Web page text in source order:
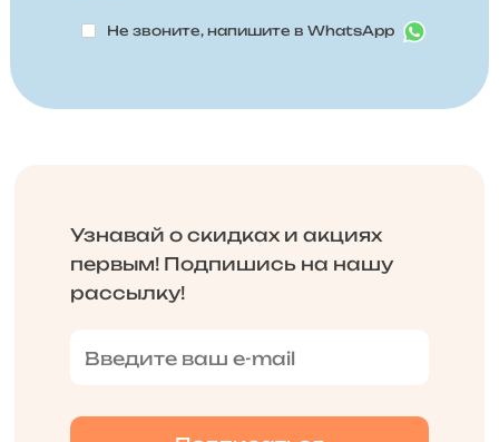
Не звоните, напишите в WhatsApp
Узнавай о скидках и акциях
первым! Подпишись на нашу
рассылку!